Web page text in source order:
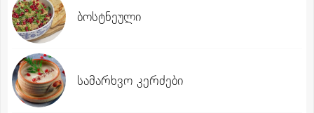
ბოსტნეული
სამარხვო კერძები